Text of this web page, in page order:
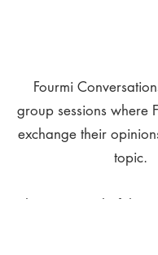
Fourmi
group sessions where
exchange their
topic.
The main goal of these